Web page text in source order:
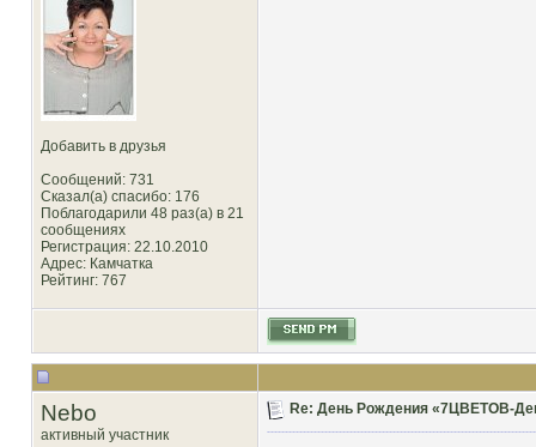
Добавить в друзья
Сообщений: 731
Сказал(а) спасибо: 176
Поблагодарили 48 раз(а) в 21
сообщениях
Регистрация: 22.10.2010
Адрес: Камчатка
Рейтинг: 767
Nebo
активный участник
Re: День Рождения «7ЦВЕТОВ-